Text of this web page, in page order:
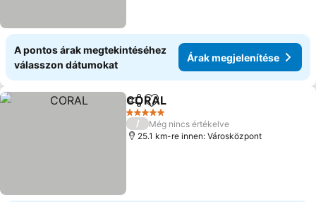
A pontos árak megtekintéséhez
válasszon dátumokat
Árak megjelenítése
MegosztásHozzáadás a kedvencekhez
CORAL
5 Kategória
/
Még nincs értékelve
25.1 km-re innen: Városközpont